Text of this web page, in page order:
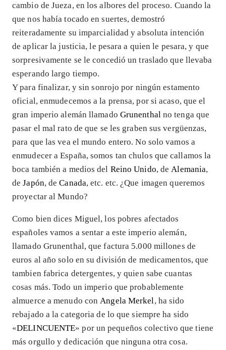
cambio de Jueza, en los albores del proceso. Cuando la
que nos había tocado en suertes, demostró
reiteradamente su imparcialidad y absoluta intención
de aplicar la justicia, le pesara a quien le pesara, y que
sorpresivamente se le concedió un traslado que llevaba
esperando largo tiempo.
Y para finalizar, y sin sonrojo por ningún estamento
oficial, enmudecemos a la prensa, por si acaso, que el
gran imperio alemán llamado Grunenthal no tenga que
pasar el mal rato de que se les graben sus vergüenzas,
para que las vea el mundo entero. No solo vamos a
enmudecer a España, somos tan chulos que callamos la
boca también a medios del Reino Unido, deAlemania,
deJapón, deCanada, etc. etc. ¿Que imagen queremos
proyectar al Mundo?
Como bien dices Miguel, los pobres afectados
españoles vamos a sentar a este imperio alemán,
llamado Grunenthal, que factura 5.000 millones de
euros al año solo en su división de medicamentos, que
tambien fabrica detergentes, y quien sabe cuantas
cosas más. Todo un imperio que probablemente
almuerce a menudo conAngela Merkel, ha sido
rebajado a la categoria de lo que siempre ha sido
«DELINCUENTE» por un pequeños colectivo que tiene
más orgullo y dedicación que ninguna otra cosa.